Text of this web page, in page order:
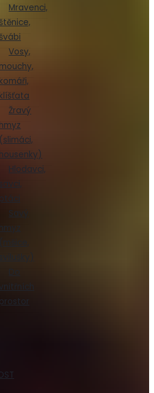
Mravenci,
štěnice,
švábi
Vosy,
mouchy,
komáři,
klíšťata
Žravý
hmyz
(slimáci,
housenky)
Hlodavci,
savci,
ptáci
Savý
hmyz
(mšice,
Do
vnitřních
prostor